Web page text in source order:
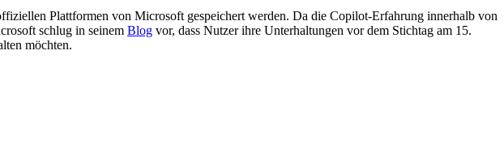
Plattformen von Microsoft gespeichert werden. Da die Copilot-Erfahrung innerhalb von
schlug in seinem Blog vor, dass Nutzer ihre Unterhaltungen vor dem Stichtag am 15.
möchten.